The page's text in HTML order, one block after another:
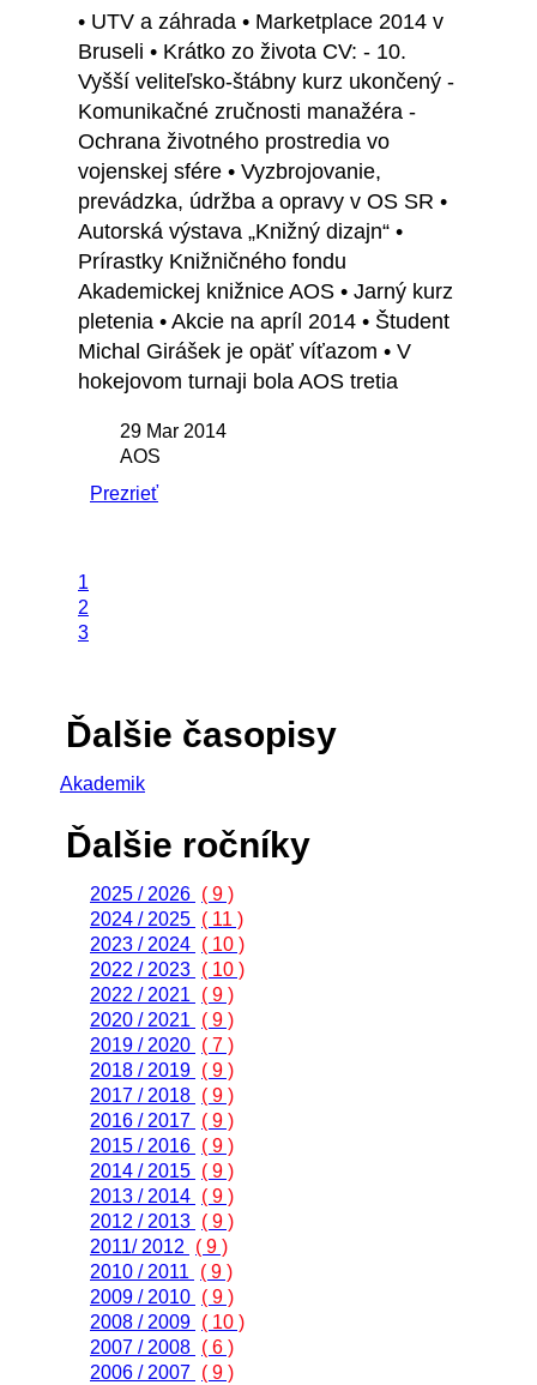
• UTV a záhrada • Marketplace 2014 v
Bruseli • Krátko zo života CV: - 10.
Vyšší veliteľsko-štábny kurz ukončený -
Komunikačné zručnosti manažéra -
Ochrana životného prostredia vo
vojenskej sfére • Vyzbrojovanie,
prevádzka, údržba a opravy v OS SR •
Autorská výstava „Knižný dizajn“ •
Prírastky Knižničného fondu
Akademickej knižnice AOS • Jarný kurz
pletenia • Akcie na apríl 2014 • Študent
Michal Girášek je opäť víťazom • V
hokejovom turnaji bola AOS tretia
29 Mar 2014
AOS
Prezrieť
1
2
3
Ďalšie časopisy
Akademik
Ďalšie ročníky
2025 / 2026 ( 9 )
2024 / 2025 ( 11 )
2023 / 2024 ( 10 )
2022 / 2023 ( 10 )
2022 / 2021
( 9 )
2020 / 2021
( 9 )
2019 / 2020 ( 7 )
2018 / 2019 ( 9 )
2017 / 2018 ( 9 )
2016 / 2017 ( 9 )
2015 / 2016 ( 9 )
2014 / 2015 ( 9 )
2013 / 2014 ( 9 )
2012 / 2013 ( 9 )
2011/ 2012
( 9 )
2010 / 2011
( 9 )
2009 / 2010 ( 9 )
2008 / 2009 ( 10 )
2007 / 2008 ( 6 )
2006 / 2007 ( 9 )